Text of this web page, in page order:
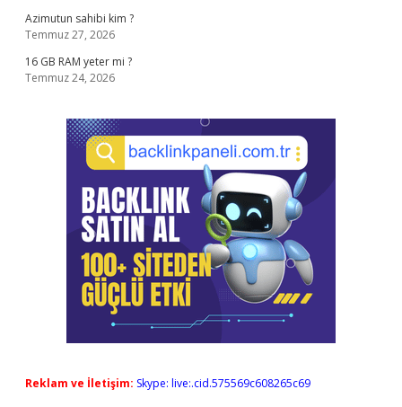
Azimutun sahibi kim ?
Temmuz 27, 2026
16 GB RAM yeter mi ?
Temmuz 24, 2026
Reklam ve İletişim: Skype: live:.cid.575569c608265c69